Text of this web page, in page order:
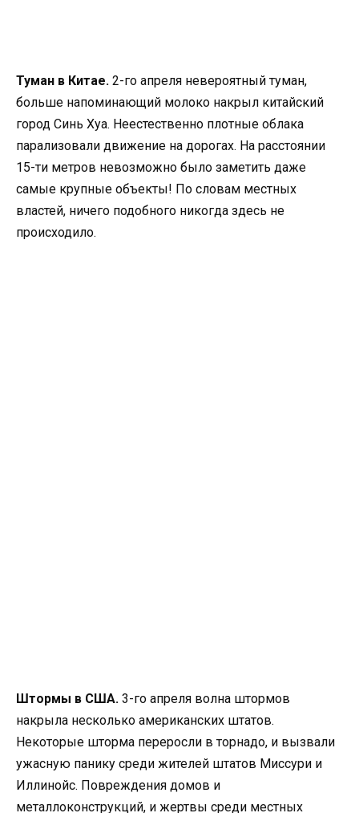
Туман в Китае. 2-го апреля невероятный туман,
больше напоминающий молоко накрыл китайский
город Синь Хуа. Неестественно плотные облака
парализовали движение на дорогах. На расстоянии
15-ти метров невозможно было заметить даже
самые крупные объекты! По словам местных
властей, ничего подобного никогда здесь не
происходило.
Штормы в США. 3-го апреля волна штормов
накрыла несколько американских штатов.
Некоторые шторма переросли в торнадо, и вызвали
ужасную панику среди жителей штатов Миссури и
Иллинойс. Повреждения домов и
металлоконструкций, и жертвы среди местных